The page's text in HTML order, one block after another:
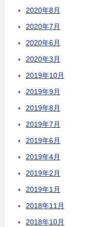
2020年8月
2020年7月
2020年6月
2020年3月
2019年10月
2019年9月
2019年8月
2019年7月
2019年6月
2019年4月
2019年2月
2019年1月
2018年11月
2018年10月